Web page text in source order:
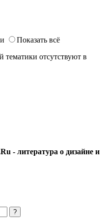
Показать всё
тематики отсутствуют в
- литература о дизайне и
?